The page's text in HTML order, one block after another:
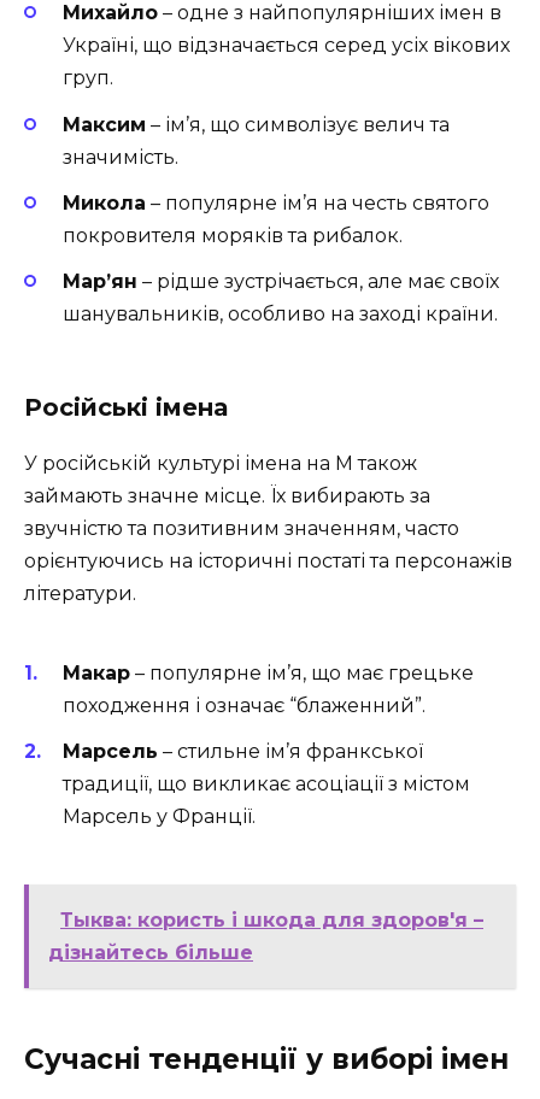
Михайло – одне з найпопулярніших імен в
Україні, що відзначається серед усіх вікових
груп.
Максим – ім’я, що символізує велич та
значимість.
Микола – популярне ім’я на честь святого
покровителя моряків та рибалок.
Мар’ян – рідше зустрічається, але має своїх
шанувальників, особливо на заході країни.
Російські імена
У російській культурі імена на М також
займають значне місце. Їх вибирають за
звучністю та позитивним значенням, часто
орієнтуючись на історичні постаті та персонажів
літератури.
Макар – популярне ім’я, що має грецьке
походження і означає “блаженний”.
Марсель – стильне ім’я франкської
традиції, що викликає асоціації з містом
Марсель у Франції.
Тыква: користь і шкода для здоров'я –
дізнайтесь більше
Сучасні тенденції у виборі імен